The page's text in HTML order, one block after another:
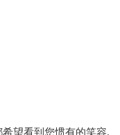
望看到您惯有的笑容.